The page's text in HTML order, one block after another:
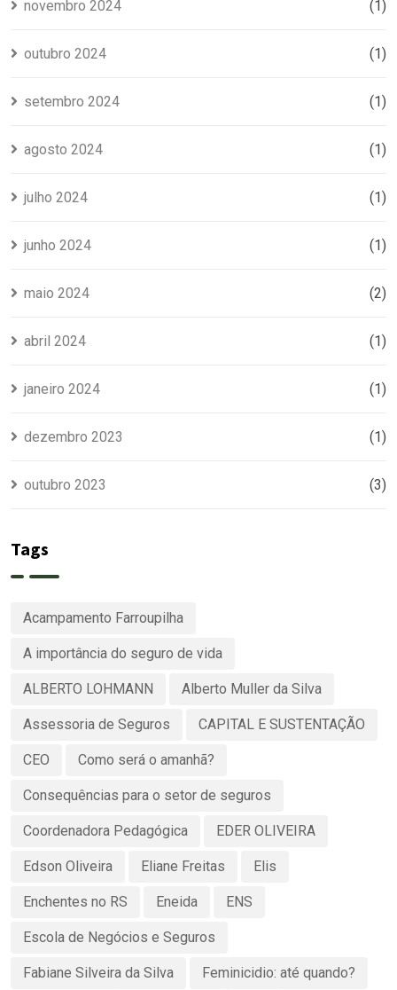
novembro 2024 (1)
outubro 2024 (1)
setembro 2024 (1)
agosto 2024 (1)
julho 2024 (1)
junho 2024 (1)
maio 2024 (2)
abril 2024 (1)
janeiro 2024 (1)
dezembro 2023 (1)
outubro 2023 (3)
Tags
Acampamento Farroupilha
A importância do seguro de vida
ALBERTO LOHMANN Alberto Muller da Silva
Assessoria de Seguros CAPITAL E SUSTENTAÇÃO
CEO Como será o amanhã?
Consequências para o setor de seguros
Coordenadora Pedagógica EDER OLIVEIRA
Edson Oliveira Eliane Freitas Elis
Enchentes no RS Eneida ENS
Escola de Negócios e Seguros
Fabiane Silveira da Silva Feminicidio: até quando?